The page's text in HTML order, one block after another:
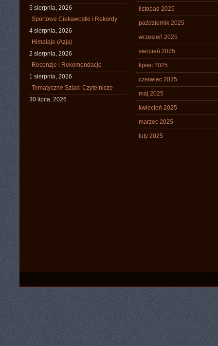
5 sierpnia, 2026
Sportowe Ciekawostki i Rekordy
4 sierpnia, 2026
Himalaje (Azja)
2 sierpnia, 2026
Recenzje i Rekomendacje
1 sierpnia, 2026
Tematyczne Szlaki Czytelnicze
30 lipca, 2026
listopad 2025
październik 2025
wrzesień 2025
sierpień 2025
lipiec 2025
czerwiec 2025
maj 2025
kwiecień 2025
marzec 2025
luty 2025